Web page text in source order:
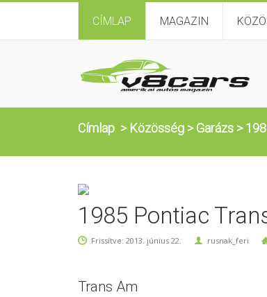
CÍMLAP MAGAZIN
Címlap > Közösség >Garázs >
1985 Pontiac
Frissítve: 2013. június 22. rusnak_feri
Trans Am